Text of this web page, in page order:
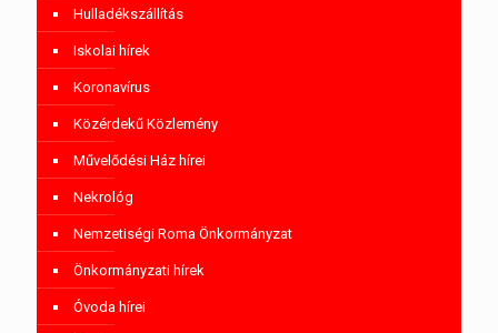
Hulladékszállítás
Iskolai hírek
Koronavírus
Közérdekű Közlemény
Művelődési Ház hírei
Nekrológ
Nemzetiségi Roma Önkormányzat
Önkormányzati hírek
Óvoda hírei